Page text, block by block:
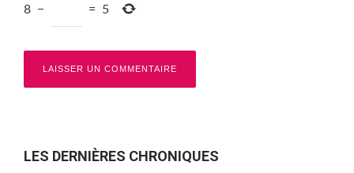
8 − = 5
LES DERNIÈRES CHRONIQUES